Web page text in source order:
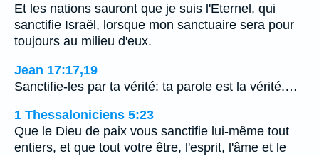
Et les nations sauront que je suis l'Eternel, qui
sanctifie Israël, lorsque mon sanctuaire sera pour
toujours au milieu d'eux.
Jean 17:17,19
Sanctifie-les par ta vérité: ta parole est la vérité.…
1 Thessaloniciens 5:23
Que le Dieu de paix vous sanctifie lui-même tout
entiers, et que tout votre être, l'esprit, l'âme et le